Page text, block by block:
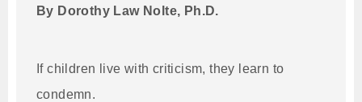
By Dorothy Law Nolte, Ph.D.
If children live with criticism, they learn to
condemn.